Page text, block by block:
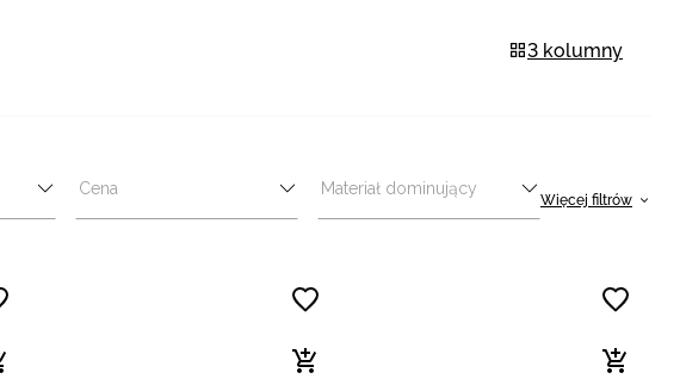
3 kolumny
Cena Materiał dominujący
Więcej filtrów